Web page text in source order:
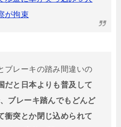
が拘束
レーキの踏み間違いの
だと日本よりも普及して
ブレーキ踏んでもどんど
衝突とか閉じ込められて